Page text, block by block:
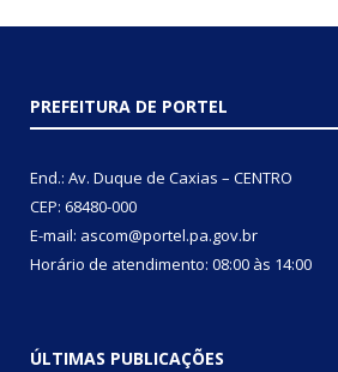
PREFEITURA DE PORTEL
End.: Av. Duque de Caxias – CENTRO
CEP: 68480-000
E-mail: ascom@portel.pa.gov.br
Horário de atendimento: 08:00 às 14:00
ÚLTIMAS PUBLICAÇÕES